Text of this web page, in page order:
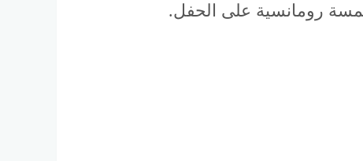
رومانسية على الحفل.